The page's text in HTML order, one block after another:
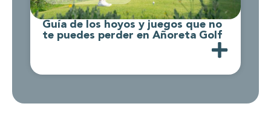
Guía de los hoyos y juegos que no
te puedes perder en Añoreta Golf